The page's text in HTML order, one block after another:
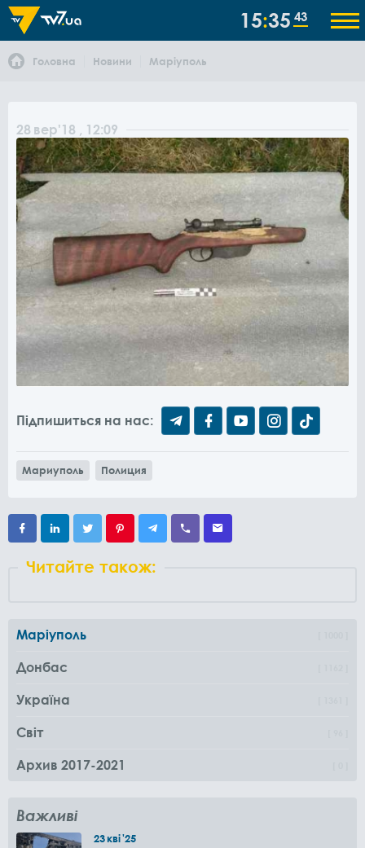
15 35 43
Головна Новини Маріуполь
28 вер'18 , 12:09
Підпишиться на нас:
Мариуполь Полиция
Читайте також:
Маріуполь
Донбас
Україна
Світ
Архив 2017-2021
Важливі
23кві'25